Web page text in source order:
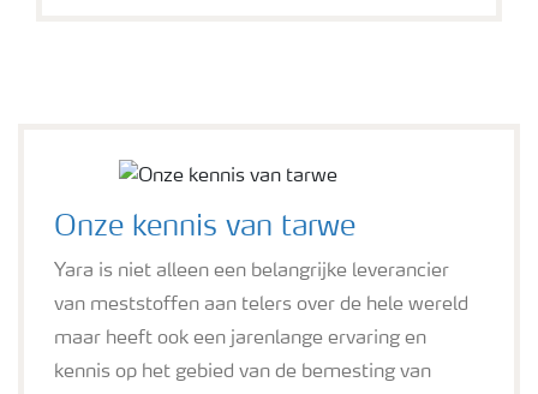
Onze kennis van tarwe
Yara is niet alleen een belangrijke leverancier
van meststoffen aan telers over de hele wereld
maar heeft ook een jarenlange ervaring en
kennis op het gebied van de bemesting van